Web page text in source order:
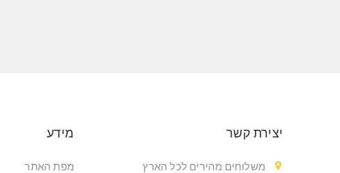
יצירת קשר
משלוחים מהירים לכל הארץ
מידע
מפת האתר